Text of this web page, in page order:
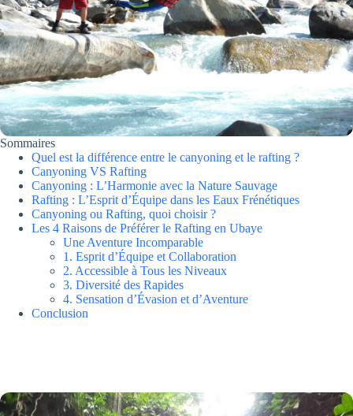
Sommaires
Quel est la différence entre le canyoning et le rafting ?
Canyoning VS Rafting
Canyoning : L’Harmonie avec la Nature Sauvage
Rafting : L’Esprit d’Équipe dans les Eaux Frénétiques
Canyoning ou Rafting, quoi choisir ?
Les 4 Raisons de Préférer le Rafting en Ubaye
Une Aventure Incomparable
1. Esprit d’Équipe et Collaboration
2. Accessible à Tous les Niveaux
3. Diversité des Rapides
4. Sensation d’Évasion et d’Aventure
Conclusion